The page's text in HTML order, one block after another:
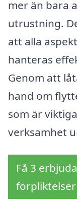
mer än bara
utrustning.
att alla
hanteras
Genom att
hand om
som är
verksamhet
Få 3
förpliktelser